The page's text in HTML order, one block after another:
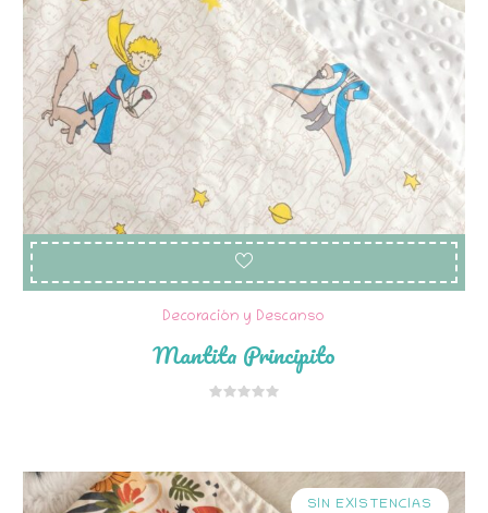
Decoración y Descanso
Mantita Principito
SIN EXISTENCIAS